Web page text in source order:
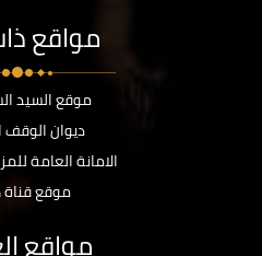
مواقع
موقع السيد
ديوان
الامانة العامة
موقع قناة
مواقع